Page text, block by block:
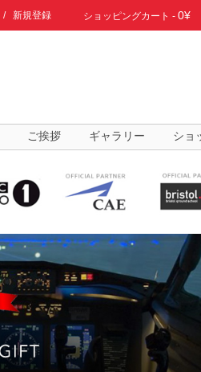
ショッピングカート - 0¥
/ 新規登録
ご挨拶 ギャラリー ショ